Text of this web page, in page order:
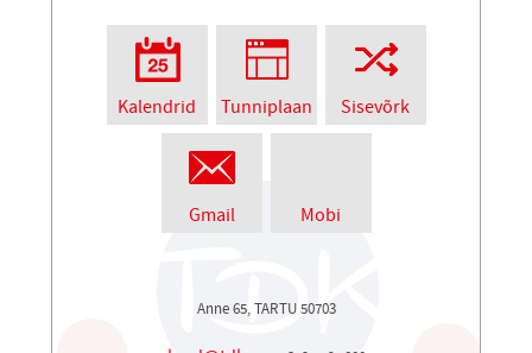
Kalendrid Tunniplaan Sisevõrk
Gmail Mobi
Anne 65, TARTU 50703